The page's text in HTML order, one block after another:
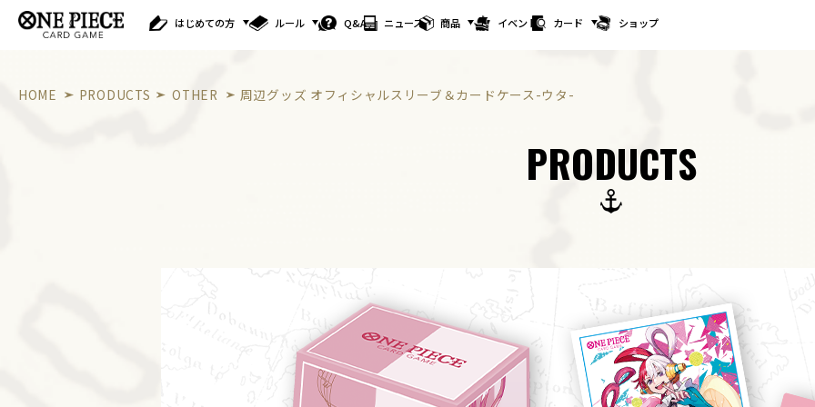
はじめての方 ルール Q&A ニュース 商品 イベント カード ショップ
HOME PRODUCTS OTHER 周辺グッズ オフィシャルスリーブ＆カードケース-ウタ-
PRODUCTS